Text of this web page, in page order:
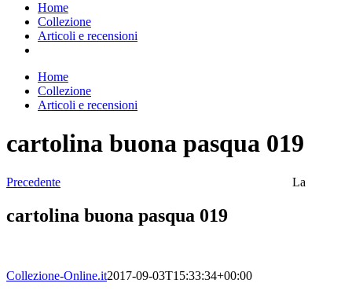
Home
Collezione
Articoli e recensioni
Home
Collezione
Articoli e recensioni
cartolina buona pasqua 019
Precedente
cartolina buona pasqua 019
Collezione-Online.it2017-09-03T15:33:34+00:00
La